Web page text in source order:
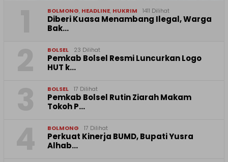
BOLMONG, HEADLINE, HUKRIM 1411 Dilihat
Diberi Kuasa Menambang Ilegal, Warga
Bak…
BOLSEL 23 Dilihat
Pemkab Bolsel Resmi Luncurkan Logo
HUT k…
BOLSEL 17 Dilihat
Pemkab Bolsel Rutin Ziarah Makam
Tokoh P…
BOLMONG 17 Dilihat
Perkuat Kinerja BUMD, Bupati Yusra
Alhab…